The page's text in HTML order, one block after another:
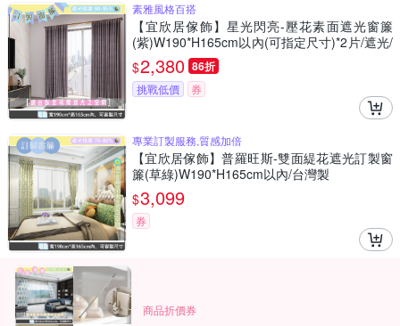
素雅風格百搭
【宜欣居傢飾】星光閃亮-壓花素面遮光窗簾
(紫)W190*H165cm以內(可指定尺寸)*2片/遮光/
摺景/半腰/窗簾/台灣製MIT
$2,380 86折
挑戰低價 券
專業訂製服務,質感加倍
【宜欣居傢飾】普羅旺斯-雙面緹花遮光訂製窗
簾(草綠)W190*H165cm以內/台灣製
$3,099
券
商品折價券